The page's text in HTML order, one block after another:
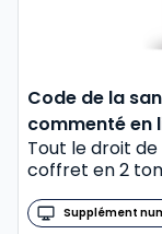
Code de la
commenté en
Tout le droit
coffret en 2
Supplément